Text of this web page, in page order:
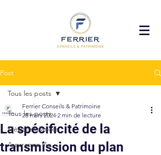
Post
Tous les posts
Mégatendances
Assurance-Vie
Tous les posts
La spécificité de la
transmission du plan
Ferrier Conseils & Patrimoine
28 mars 2024 2 min de lecture